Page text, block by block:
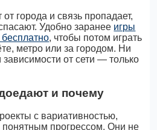
от города и связь пропадает,
Удобно заранее игры
бесплатно, чтобы потом играть
метро или за городом. Ни
от сети — только
и почему
с вариативностью,
понятным прогрессом. Они не